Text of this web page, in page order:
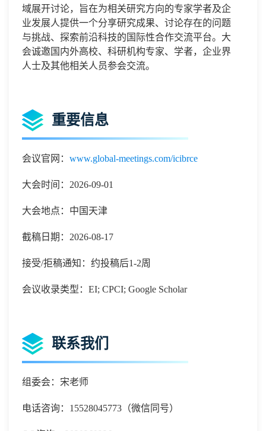
域展开讨论，旨在为相关研究方向的专家学者及企
业发展人提供一个分享研究成果、讨论存在的问题
与挑战、探索前沿科技的国际性合作交流平台。大
会诚邀国内外高校、科研机构专家、学者，企业界
人士及其他相关人员参会交流。
重要信息
会议官网： www.global-meetings.com/icibrce
大会时间：2026-09-01
大会地点：中国天津
截稿日期：2026-08-17
接受/拒稿通知：约投稿后1-2周
会议收录类型：EI; CPCI; Google Scholar
联系我们
组委会：宋老师
电话咨询：15528045773（微信同号）